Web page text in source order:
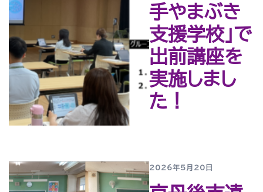
手やまぶき
支援学校」で
出前講座を
実施しまし
た！
2026年5月20日